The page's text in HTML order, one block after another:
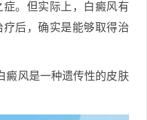
。但实际上，白癜风有
后，确实是能够取得治
癜风是一种遗传性的皮肤